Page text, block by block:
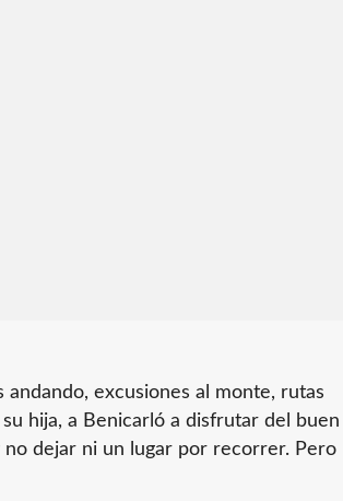
andando, excusiones al monte, rutas
hija, a Benicarló a disfrutar del buen
dejar ni un lugar por recorrer. Pero